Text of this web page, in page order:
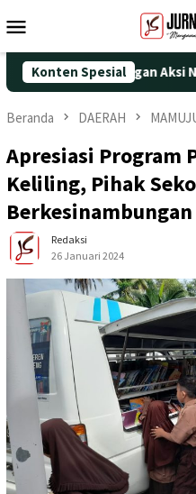
ke
Mobile
Konten Spesial
ke-25 dengan Aksi Nyata
Beranda DAERAH
Apresiasi Program
Keliling, Pihak
Berkesinambungan
Redaksi
26 Januari 2024